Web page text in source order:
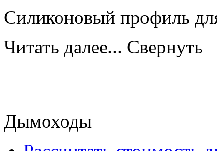
Силиконовый профиль
Читать далее... Свернуть
Дымоходы